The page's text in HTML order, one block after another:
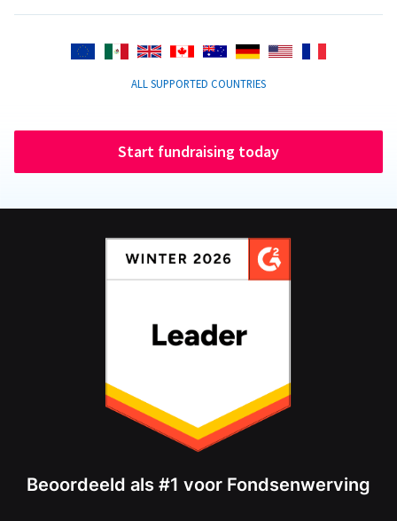
ALL SUPPORTED COUNTRIES
Start fundraising today
Beoordeeld als #1 voor Fondsenwerving